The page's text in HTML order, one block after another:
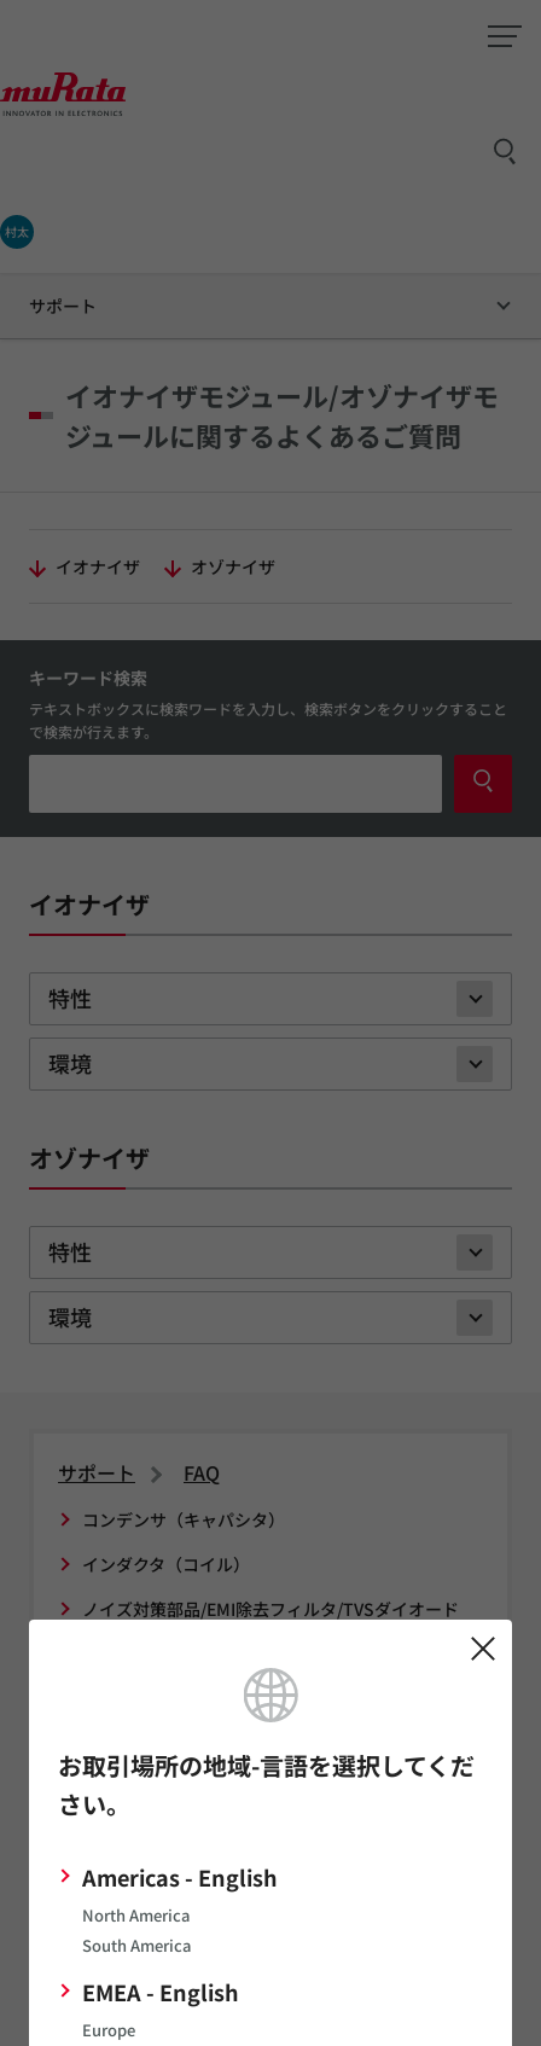
村太
お取引場所の地域-言語を選択してくだ
さい。
Americas - English
North America
South America
EMEA - English
Europe
サポート
イオナイザモジュール/オゾナイザモ
ジュールに関するよくあるご質問
イオナイザ オゾナイザ
キーワード検索
テキストボックスに検索ワードを入力し、検索ボタンをクリックすること
で検索が行えます。
イオナイザ
特性
環境
オゾナイザ
特性
環境
サポート FAQ
コンデンサ（キャパシタ）
インダクタ（コイル）
ノイズ対策部品/EMI除去フィルタ/TVSダイオード
マイクロメカトロ
通信モジュール